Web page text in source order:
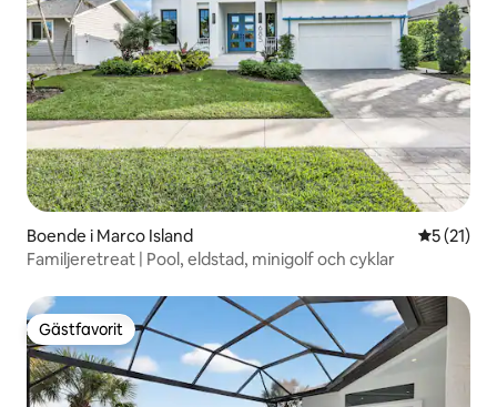
Boende i Marco Island 5 av 5 i
5 (21)
Familjeretreat | Pool, eldstad, minigolf och cyklar
Gästfavorit
Gästfavorit